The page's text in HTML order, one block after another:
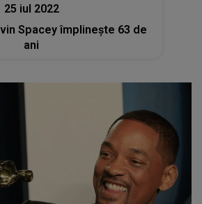
25 iul 2022
Spacey împlineşte 63 de
ani